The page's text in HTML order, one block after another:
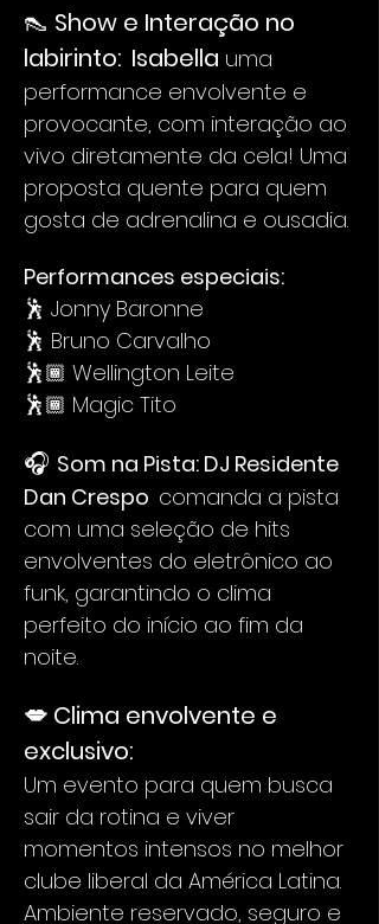
👠 Show e Interação no
labirinto: Isabella uma
performance envolvente e
provocante, com interação ao
vivo diretamente da cela! Uma
proposta quente para quem
gosta de adrenalina e ousadia.
Performances especiais:
🕺 Jonny Baronne
🕺 Bruno Carvalho
🕺🏾 Wellington Leite
🕺🏾 Magic Tito
🎧 Som na Pista: DJ Residente
Dan Crespo comanda a pista
com uma seleção de hits
envolventes do eletrônico ao
funk, garantindo o clima
perfeito do início ao fim da
noite.
💋 Clima envolvente e
exclusivo:
Um evento para quem busca
sair da rotina e viver
momentos intensos no melhor
clube liberal da América Latina.
Ambiente reservado, seguro e